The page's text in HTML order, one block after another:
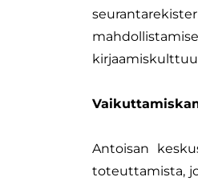
Antoisan
toteuttamista,